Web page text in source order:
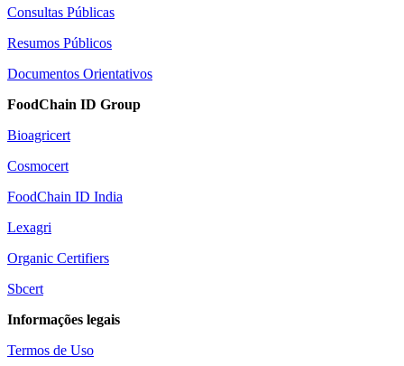
Consultas Públicas
Resumos Públicos
Documentos Orientativos
FoodChain ID Group
Bioagricert
Cosmocert
FoodChain ID India
Lexagri
Organic Certifiers
Sbcert
Informações legais
Termos de Uso